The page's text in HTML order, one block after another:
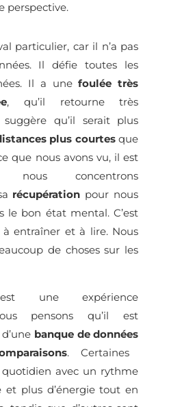
perspective.
particulier, car il n’a pas
Il défie toutes les
Il a unefoulée très
, qu’il retourne très
qu’il serait plus
plus courtesque
que nous avons vu, il est
nous concentrons
récupération pour nous
le bon état mental. C’est
entraîner et à lire. Nous
de choses sur les
une expérience
pensons qu’il est
banque de données
. Certaines
avec un rythme
et plus d’énergie tout en